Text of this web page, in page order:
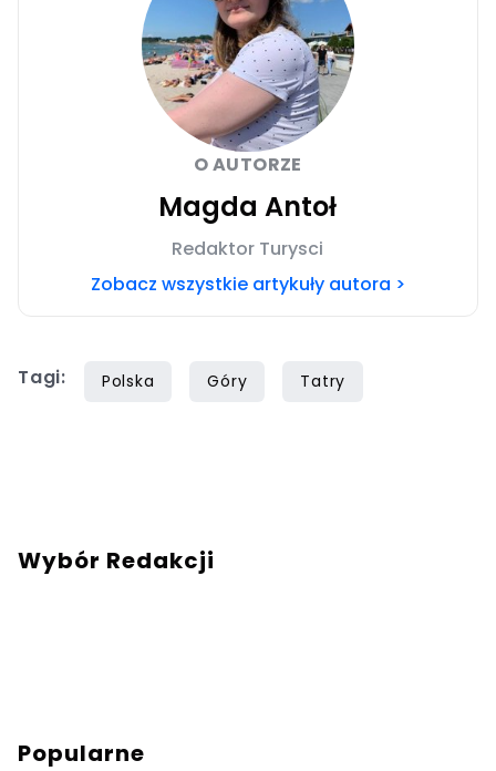
O AUTORZE
Magda Antoł
Redaktor Turysci
Zobacz wszystkie artykuły autora >
Tagi: Polska Góry Tatry
Wybór Redakcji
Popularne